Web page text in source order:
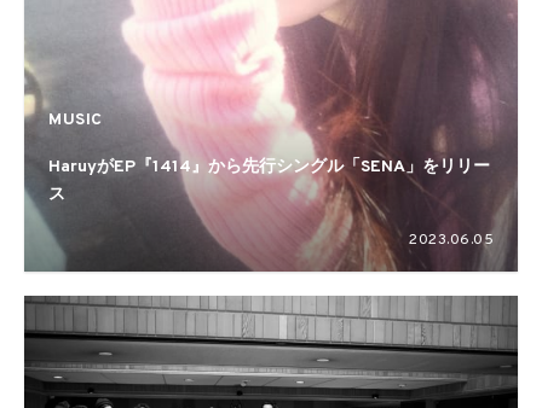
MUSIC
HaruyがEP『1414』から先行シングル「SENA」をリリー
ス
2023.06.05